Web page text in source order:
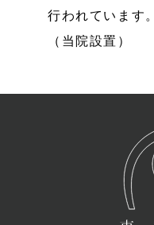
行われています。
（当院設置）